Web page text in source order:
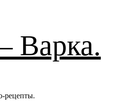
Варка.
рецепты.